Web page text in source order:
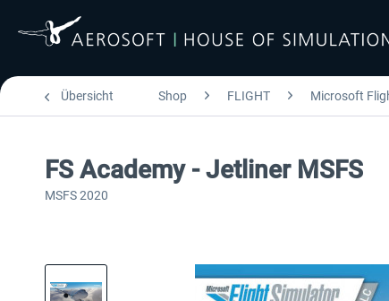
Übersicht Shop FLIGHT Microsoft
FS Academy - Jetliner MSFS
MSFS 2020